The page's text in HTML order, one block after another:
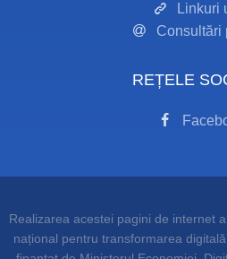
Linkuri
Consultări
REȚELE
Realizarea acestei pagini de internet
național pentru transformarea